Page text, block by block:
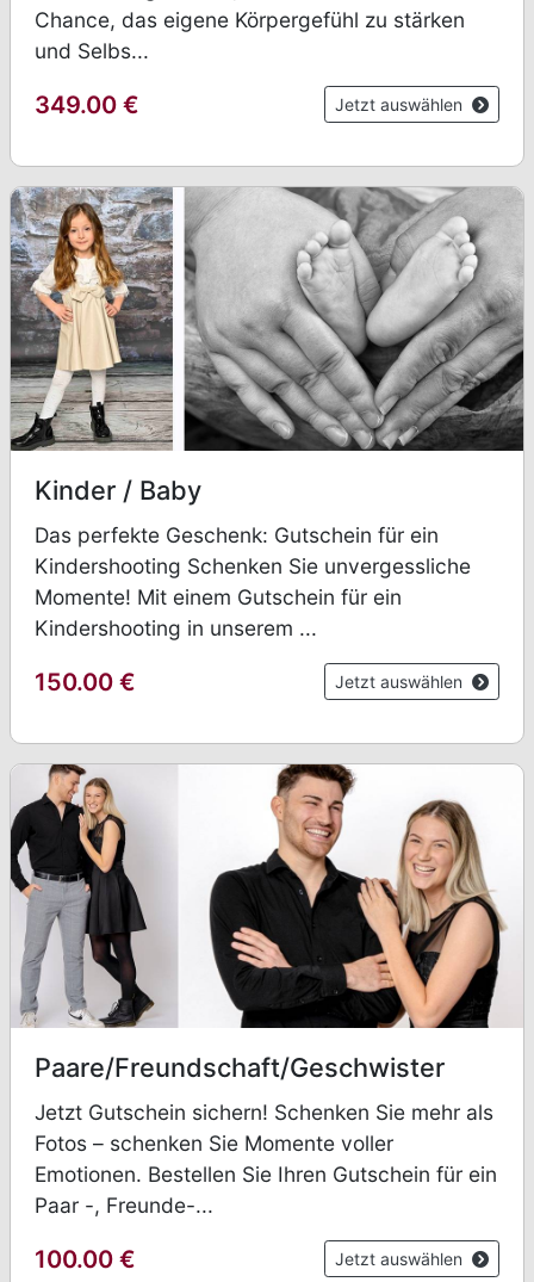
Chance, das eigene Körpergefühl zu stärken
und Selbs...
349.00 € Jetzt auswählen
Kinder / Baby
Das perfekte Geschenk: Gutschein für ein
Kindershooting Schenken Sie unvergessliche
Momente! Mit einem Gutschein für ein
Kindershooting in unserem ...
150.00 € Jetzt auswählen
Paare/Freundschaft/Geschwister
Jetzt Gutschein sichern! Schenken Sie mehr als
Fotos – schenken Sie Momente voller
Emotionen. Bestellen Sie Ihren Gutschein für ein
Paar -, Freunde-...
100.00 € Jetzt auswählen